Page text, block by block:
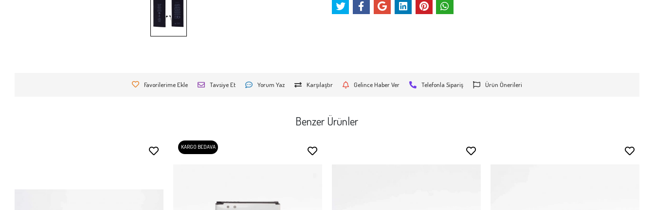
Favorilerime Ekle Tavsiye Et Yorum Yaz Karşılaştır Gelince Haber Ver Telefonla Sipariş Ürün Önerileri
Benzer Ürünler
KARGO BEDAVA